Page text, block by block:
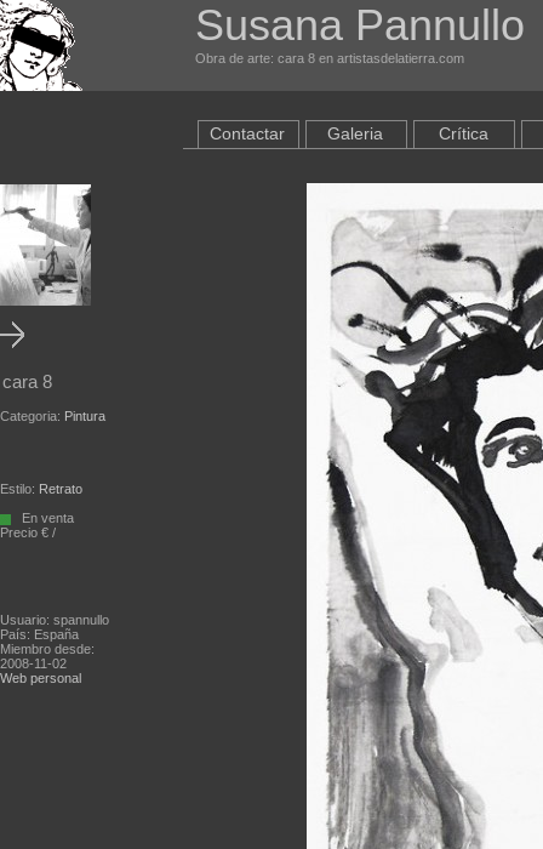
Susana Pannullo
Obra de arte: cara 8 en artistasdelatierra.com
cara 8
Categoria: Pintura
Estilo: Retrato
En venta
Precio € /
Usuario: spannullo
País: España
Miembro desde:
2008-11-02
Web personal
Contactar Galeria Crítica